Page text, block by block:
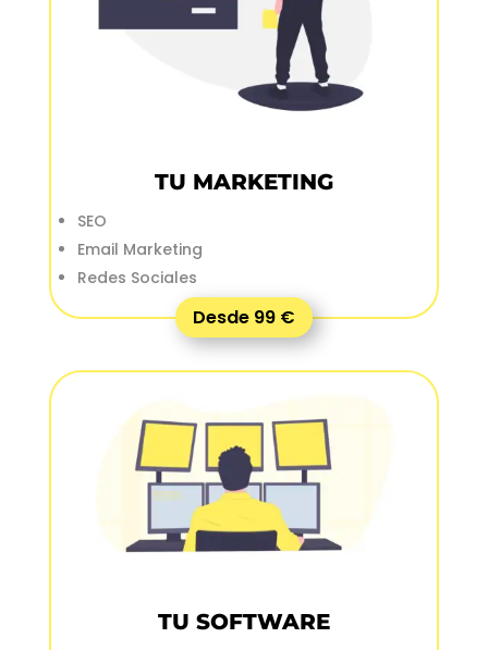
TU MARKETING
SEO
Email Marketing
Redes Sociales
Desde 99 €
TU SOFTWARE